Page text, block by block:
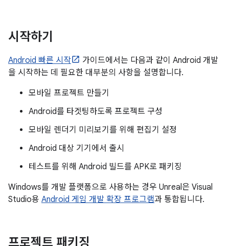
시작하기
Android 빠른 시작
가이드에서는 다음과 같이 Android 개발
을 시작하는 데 필요한 대부분의 사항을 설명합니다.
모바일 프로젝트 만들기
Android를 타겟팅하도록 프로젝트 구성
모바일 렌더기 미리보기를 위해 편집기 설정
Android 대상 기기에서 출시
테스트를 위해 Android 빌드를 APK로 패키징
Windows를 개발 플랫폼으로 사용하는 경우 Unreal은 Visual
Studio용 Android 게임 개발 확장 프로그램과 통합됩니다.
프로젝트 패키징